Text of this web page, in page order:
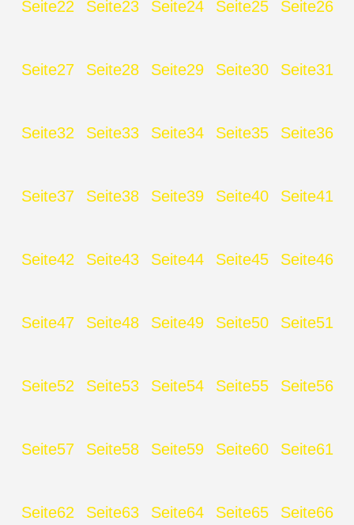
Seite22 Seite23 Seite24 Seite25 Seite26
Seite27 Seite28 Seite29 Seite30 Seite31
Seite32 Seite33 Seite34 Seite35 Seite36
Seite37 Seite38 Seite39 Seite40 Seite41
Seite42 Seite43 Seite44 Seite45 Seite46
Seite47 Seite48 Seite49 Seite50 Seite51
Seite52 Seite53 Seite54 Seite55 Seite56
Seite57 Seite58 Seite59 Seite60 Seite61
Seite62 Seite63 Seite64 Seite65 Seite66